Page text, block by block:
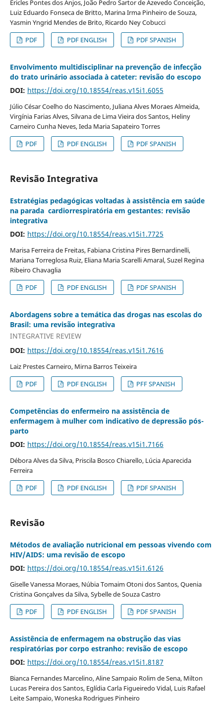
Ericles Pontes dos Anjos, João Pedro Sartor de Azevedo Conceição,
Luiz Eduardo Fonseca de Britto, Marina Irma Pinheiro de Souza,
Yasmin Yngrid Mendes de Brito, Ricardo Ney Cobucci
PDF
PDF ENGLISH PDF SPANISH
Envolvimento multidisciplinar na prevenção de infecção
do trato urinário associada à cateter: revisão do escopo
DOI: https://doi.org/10.18554/reas.v15i1.6055
Júlio César Coelho do Nascimento, Juliana Alves Moraes Almeida,
Virgínia Farias Alves, Silvana de Lima Vieira dos Santos, Heliny
Carneiro Cunha Neves, Ieda Maria Sapateiro Torres
PDF
PDF ENGLISH PDF SPANISH
Revisão Integrativa
Estratégias pedagógicas voltadas à assistência em saúde
na parada cardiorrespiratória em gestantes: revisão
integrativa
DOI: https://doi.org/10.18554/reas.v15i1.7725
Marisa Ferreira de Freitas, Fabiana Cristina Pires Bernardinelli,
Mariana Torreglosa Ruiz, Eliana Maria Scarelli Amaral, Suzel Regina
Ribeiro Chavaglia
PDF
PDF ENGLISH PDF SPANISH
Abordagens sobre a temática das drogas nas escolas do
Brasil: uma revisão integrativa
INTEGRATIVE REVIEW
DOI: https://doi.org/10.18554/reas.v15i1.7616
Laiz Prestes Carneiro, Mirna Barros Teixeira
PDF
PDF ENGLISH PFF SPANISH
Competências do enfermeiro na assistência de
enfermagem à mulher com indicativo de depressão pós-
parto
DOI: https://doi.org/10.18554/reas.v15i1.7166
Débora Alves da Silva, Priscila Bosco Chiarello, Lúcia Aparecida
Ferreira
PDF
PDF ENGLISH PDF SPANISH
Revisão
Métodos de avaliação nutricional em pessoas vivendo com
HIV/AIDS: uma revisão de escopo
DOI: https://doi.org/10.18554/reas.v15i1.6126
Giselle Vanessa Moraes, Núbia Tomaim Otoni dos Santos, Quenia
Cristina Gonçalves da Silva, Sybelle de Souza Castro
PDF
PDF ENGLISH PDF SPANISH
Assistência de enfermagem na obstrução das vias
respiratórias por corpo estranho: revisão de escopo
DOI: https://doi.org/10.18554/reas.v15i1.8187
Bianca Fernandes Marcelino, Aline Sampaio Rolim de Sena, Milton
Lucas Pereira dos Santos, Eglídia Carla Figueiredo Vidal, Luis Rafael
Leite Sampaio, Woneska Rodrigues Pinheiro